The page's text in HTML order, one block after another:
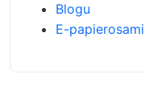
Blogu
E-papierosami